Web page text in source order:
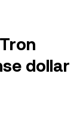
dollar